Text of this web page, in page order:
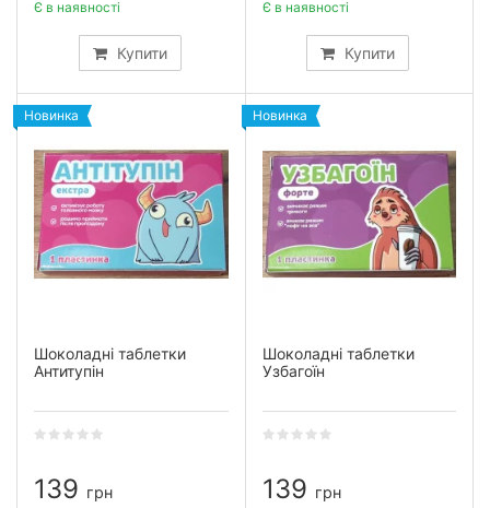
Купити
Є в наявності
Купити
Є в наявності
Новинка
Шоколадні таблетки
Антитупін
139 грн
Новинка
Шоколадні таблетки
Узбагоїн
139 грн